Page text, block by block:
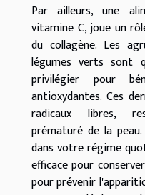
Par ailleurs, une
vitamine C, joue un
du collagène. Les
légumes verts sont
privilégier pour
antioxydantes. Ces
radicaux libres,
prématuré de la
dans votre régime
efficace pour
pour prévenir